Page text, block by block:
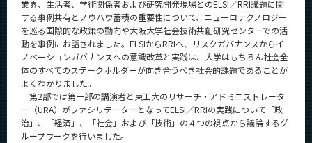
業界、生活者、学術関係者および研究開発現場とのELSI／RRI議題に関
する事例共有とノウハウ蓄積の重要性について、ニューロテクノロジー
を巡る国際的な政策の動向や大阪大学社会技術共創研究センターでの活
動を事例にお話されました。ELSIからRRIへ、リスクガバナンスからイ
ノベーションガバナンスへの意識改革と実践は、大学はもちろん社会全
体のすべてのステークホルダーが向き合うべき社会的課題であることが
よくわかりました。
第2部では第一部の講演者と東工大のリサーチ・アドミニストレータ
ー（URA）がファシリテーターとなってELSI／RRIの実践について「政
治」、「経済」、「社会」および「技術」の４つの視点から議論するグ
ループワークを行いました。